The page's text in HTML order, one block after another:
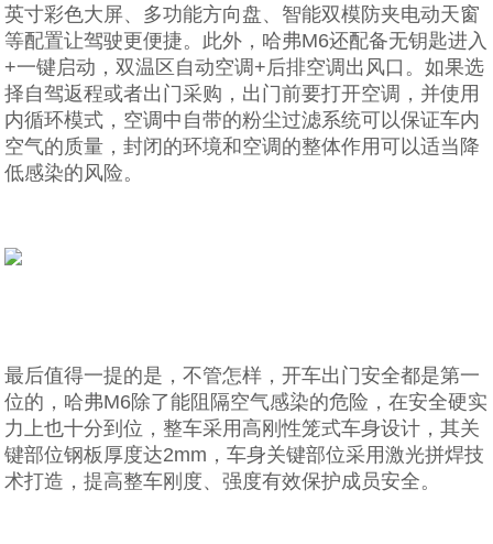
英寸彩色大屏、多功能方向盘、智能双模防夹电动天窗
等配置让驾驶更便捷。此外，哈弗M6还配备无钥匙进入
+一键启动，双温区自动空调+后排空调出风口。如果选
择自驾返程或者出门采购，出门前要打开空调，并使用
内循环模式，空调中自带的粉尘过滤系统可以保证车内
空气的质量，封闭的环境和空调的整体作用可以适当降
低感染的风险。
最后值得一提的是，不管怎样，开车出门安全都是第一
位的，哈弗M6除了能阻隔空气感染的危险，在安全硬实
力上也十分到位，整车采用高刚性笼式车身设计，其关
键部位钢板厚度达2mm，车身关键部位采用激光拼焊技
术打造，提高整车刚度、强度有效保护成员安全。